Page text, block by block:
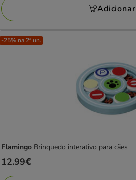
Adicionar
-25% na 2ª un.
Flamingo Brinquedo interativo para cães
Preço
12.99€
12.99€